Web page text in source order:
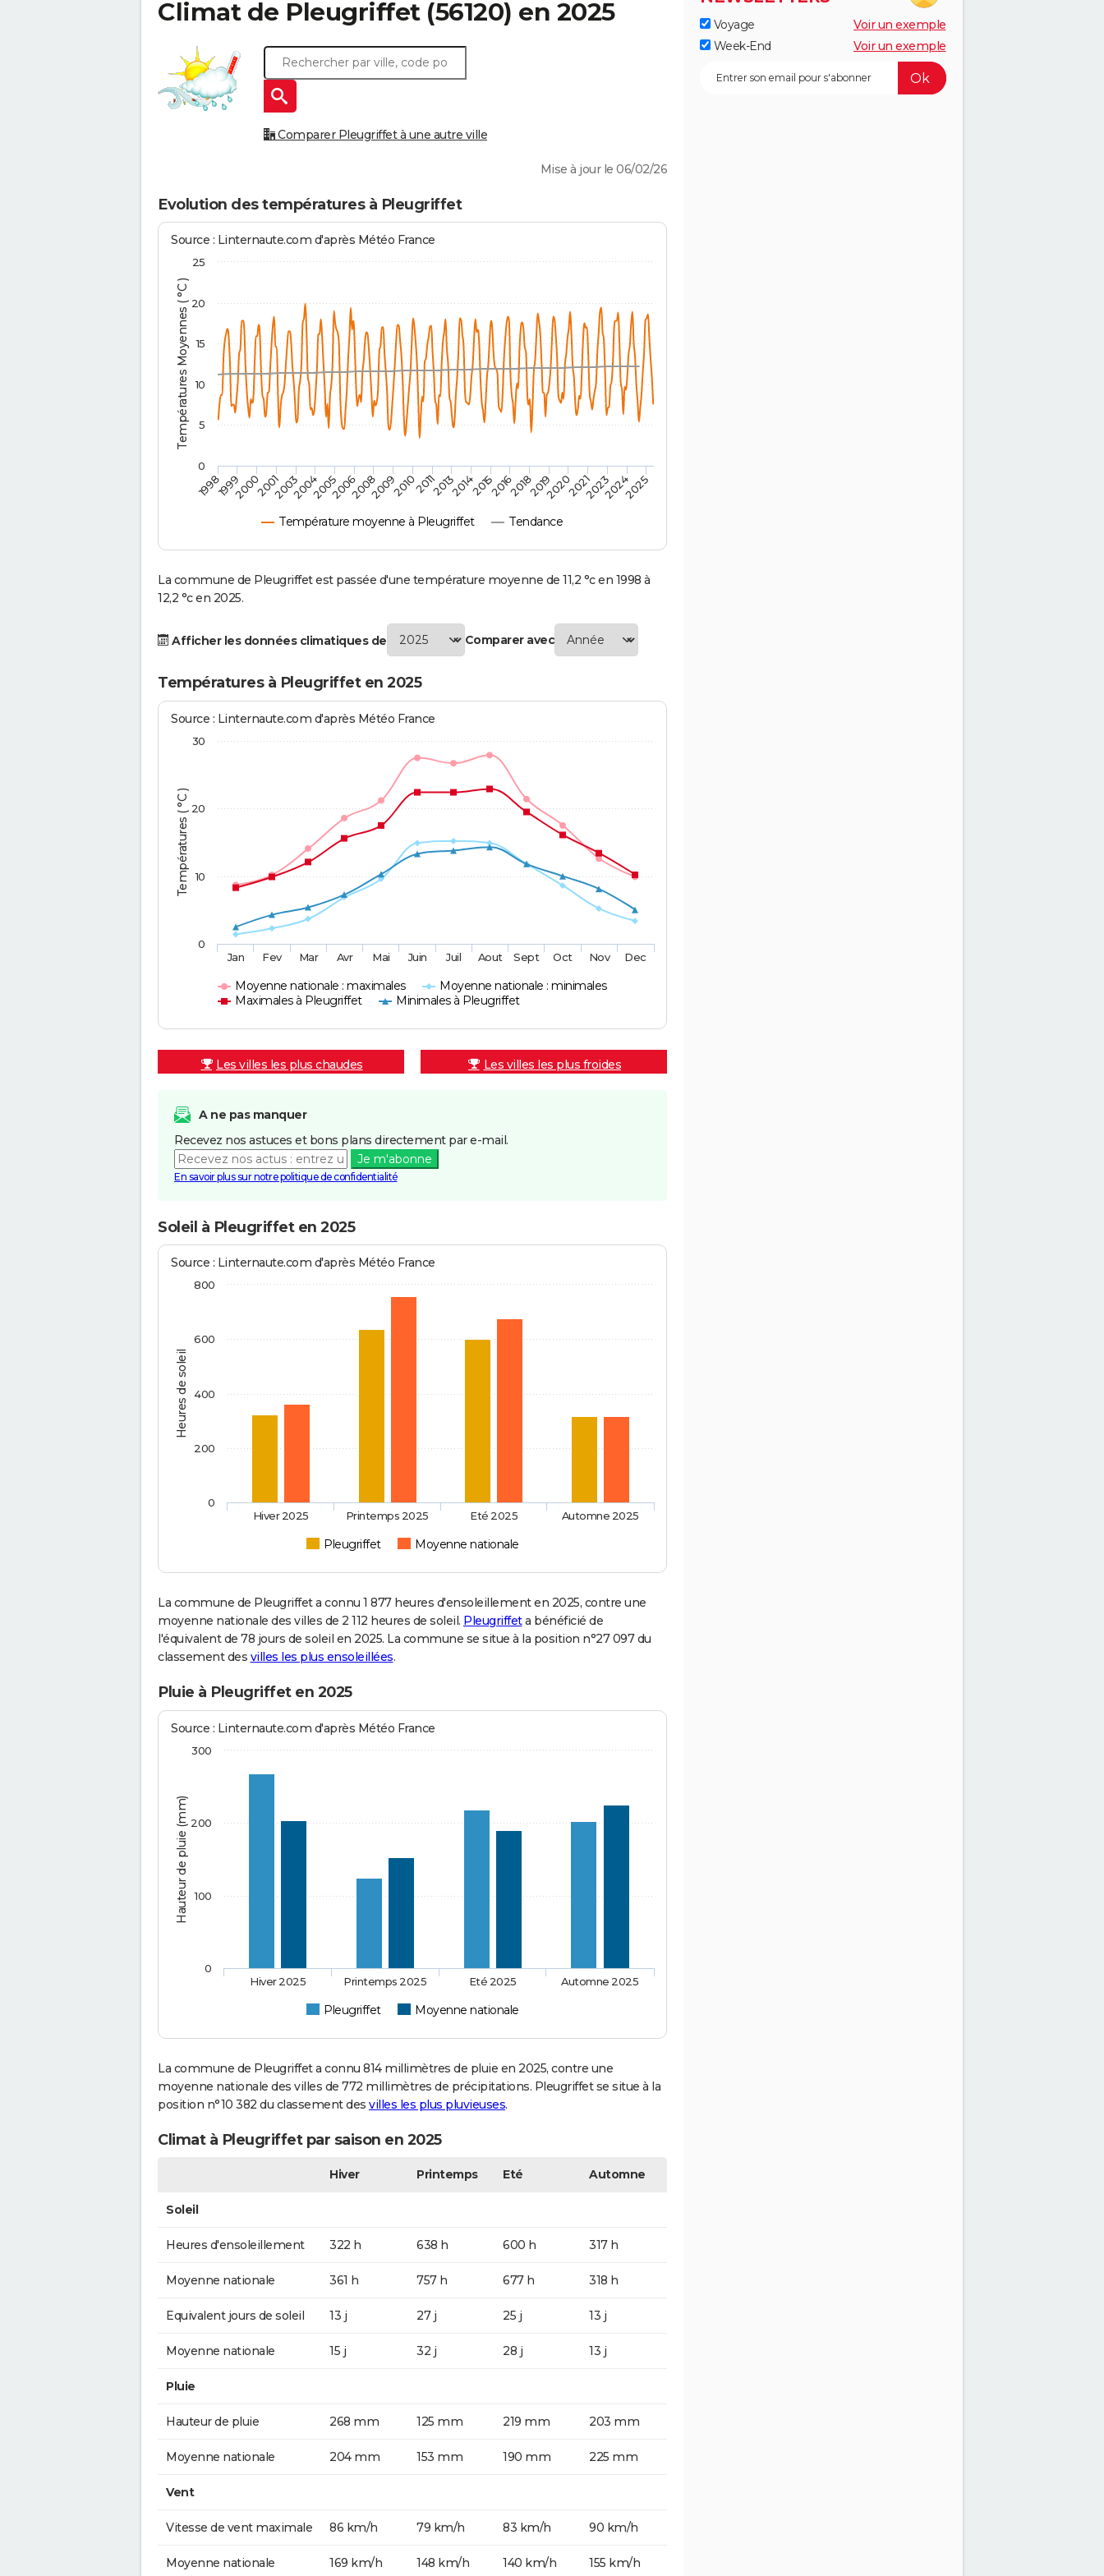
Climat de Pleugriffet(56120) en 2025
Comparer Pleugriffet à une autre ville
Mise à jour le 06/02/26
Evolution des températures à Pleugriffet
Températures Moyennes ( °C )
Source : Linternaute.com d'après Météo France
Température moyenne à Pleugriffet Tendance
1998 2014
199920002001200320042005200620082009201020112013 201520162018201920202021202320242025
0
5
10
15
20
25
La commune de Pleugriffet est passée d'une température moyenne de 11,2 °c en 1998 à
12,2 °c en 2025.
Afficher les données climatiques de Comparer avec
Températures à Pleugriffet en 2025
Températures ( °C )
Source : Linternaute.com d'après Météo France
Moyenne nationale : maximales
Moyenne nationale : minimales
Maximales à Pleugriffet
Minimales à Pleugriffet
Jan Fev Mar Avr Mai Juin Juil Aout Sept Oct Nov Dec
0
10
20
30
Les villes les plus chaudes Les villes les plus froides
A ne pas manquer
Recevez nos astuces et bons plans directement par e-mail.
Je m'abonne
En savoir plus sur notre politique de confidentialité
Soleil à Pleugriffet en 2025
Heures de soleil
Source : Linternaute.com d'après Météo France
Pleugriffet Moyenne nationale
Hiver 2025 Printemps 2025 Eté 2025 Automne 2025
0
200
400
600
800
La commune de Pleugriffet a connu 1 877 heures d'ensoleillement en 2025, contre une
moyenne nationale des villes de 2 112 heures de soleil. Pleugriffeta bénéficié de
l'équivalent de 78 jours de soleil en 2025. La commune se situe à la position n°27 097 du
classement des villes les plus ensoleillées.
Pluie à Pleugriffet en 2025
Hauteur de pluie (mm)
Source : Linternaute.com d'après Météo France
Pleugriffet Moyenne nationale
Hiver 2025 Printemps 2025 Eté 2025 Automne 2025
0
100
200
300
La commune de Pleugriffet a connu 814 millimètres de pluie en 2025, contre une
moyenne nationale des villes de 772 millimètres de précipitations. Pleugriffet se situe à la
position n°10 382 du classement des villes les plus pluvieuses.
Climat à Pleugriffet par saison en 2025
Hiver Printemps Eté Automne
Soleil
Heures d'ensoleillement 322 h 638 h 600 h 317 h
Moyenne nationale 361 h 757 h 677 h 318 h
Equivalent jours de soleil 13 j 27 j 25 j 13 j
Moyenne nationale 15 j 32 j 28 j 13 j
Pluie
Hauteur de pluie 268 mm 125 mm 219 mm 203 mm
Moyenne nationale 204 mm 153 mm 190 mm 225 mm
Vent
Vitesse de vent maximale 86 km/h 79 km/h 83 km/h 90 km/h
Moyenne nationale 169 km/h 148 km/h 140 km/h 155 km/h
Voyage
Voir un exemple
Week-End
Voir un exemple